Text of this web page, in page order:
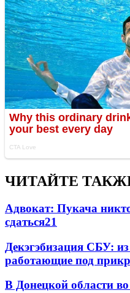
ЧИТАЙТЕ
Адвокат: Пукача
сдаться21
Декэгэбизация СБУ:
работающие под
В Донецкой области